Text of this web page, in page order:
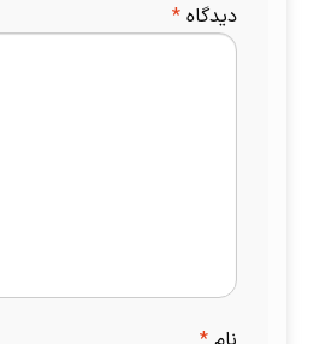
دیدگاه *